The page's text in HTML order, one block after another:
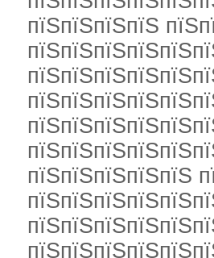
пїЅпїЅпїЅпїЅ
пїЅпїЅпїЅпїЅпїЅ